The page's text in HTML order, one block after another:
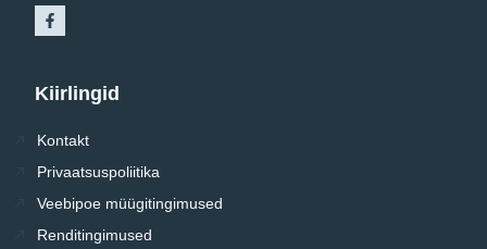
Kiirlingid
Kontakt
Privaatsuspoliitika
Veebipoe müügitingimused
Renditingimused